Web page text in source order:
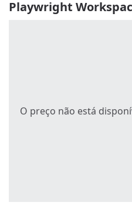
Playwright
O preço não está